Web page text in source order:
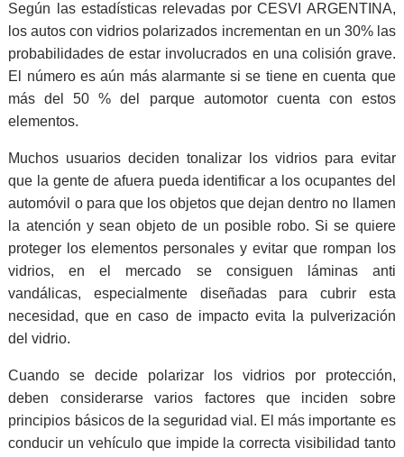
Según las estadísticas relevadas por CESVI ARGENTINA,
los autos con vidrios polarizados incrementan en un 30% las
probabilidades de estar involucrados en una colisión grave.
El número es aún más alarmante si se tiene en cuenta que
más del 50 % del parque automotor cuenta con estos
elementos.
Muchos usuarios deciden tonalizar los vidrios para evitar
que la gente de afuera pueda identificar a los ocupantes del
automóvil o para que los objetos que dejan dentro no llamen
la atención y sean objeto de un posible robo. Si se quiere
proteger los elementos personales y evitar que rompan los
vidrios, en el mercado se consiguen láminas anti
vandálicas, especialmente diseñadas para cubrir esta
necesidad, que en caso de impacto evita la pulverización
del vidrio.
Cuando se decide polarizar los vidrios por protección,
deben considerarse varios factores que inciden sobre
principios básicos de la seguridad vial. El más importante es
conducir un vehículo que impide la correcta visibilidad tanto